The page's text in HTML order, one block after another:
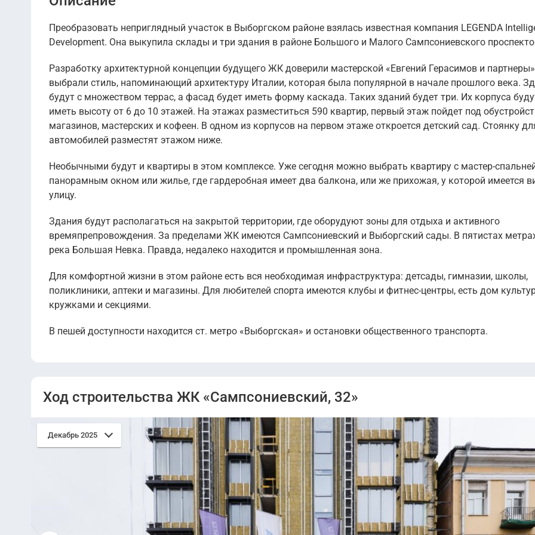
Преобразовать неприглядный участок в Выборгском районе взялась известная компания LEGENDA
Development. Она выкупила склады и три здания в районе Большого и Малого Сампсониевского
Разработку архитектурной концепции будущего ЖК доверили мастерской «Евгений Герасимов и
выбрали стиль, напоминающий архитектуру Италии, которая была популярной в начале прошлого века.
будут с множеством террас, а фасад будет иметь форму каскада. Таких зданий будет три. Их корпуса
иметь высоту от 6 до 10 этажей. На этажах разместиться 590 квартир, первый этаж пойдет под
магазинов, мастерских и кофеен. В одном из корпусов на первом этаже откроется детский сад. Стоянку
автомобилей разместят этажом ниже.
Необычными будут и квартиры в этом комплексе. Уже сегодня можно выбрать квартиру с мастер-
панорамным окном или жилье, где гардеробная имеет два балкона, или же прихожая, у которой имеется
улицу.
Здания будут располагаться на закрытой территории, где оборудуют зоны для отдыха и активного
времяпрепровождения. За пределами ЖК имеются Сампсониевский и Выборгский сады. В пятистах
река Большая Невка. Правда, недалеко находится и промышленная зона.
Для комфортной жизни в этом районе есть вся необходимая инфраструктура: детсады, гимназии, школы,
поликлиники, аптеки и магазины. Для любителей спорта имеются клубы и фитнес-центры, есть дом
кружками и секциями.
В пешей доступности находится ст. метро «Выборгская» и остановки общественного транспорта.
Ход строительства ЖК «Сампсониевский, 32»
Декабрь 2025